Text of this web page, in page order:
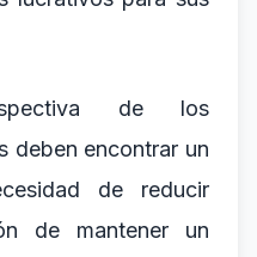
de los
deben encontrar un
de reducir
de mantener un